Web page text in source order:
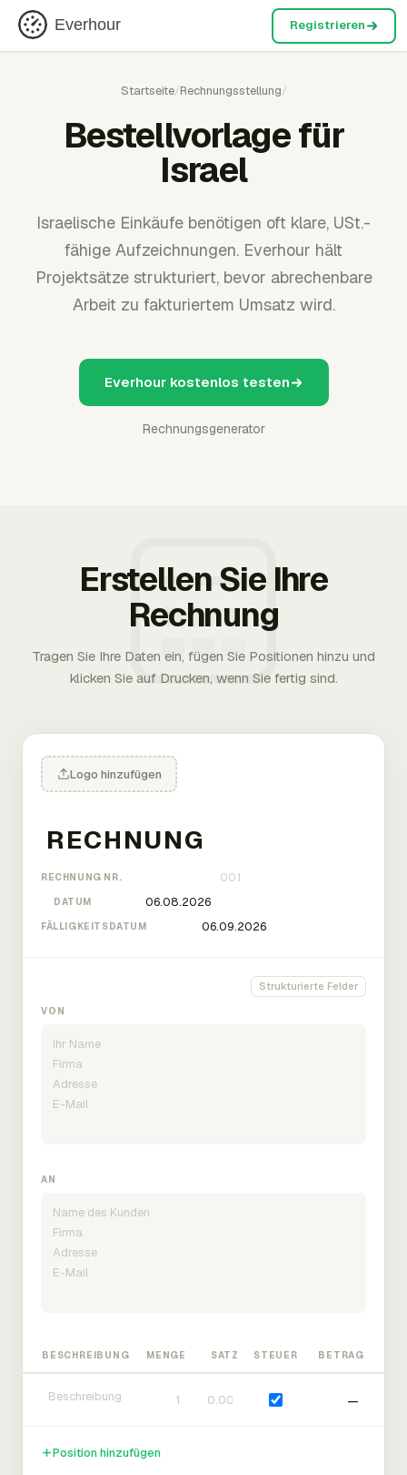
Everhour Registrieren
Startseite/Rechnungsstellung/
Bestellvorlage für
Israel
Israelische Einkäufe benötigen oft klare, USt.-
fähige Aufzeichnungen. Everhour hält
Projektsätze strukturiert, bevor abrechenbare
Arbeit zu fakturiertem Umsatz wird.
Everhour kostenlos testen
Rechnungsgenerator
Erstellen Sie Ihre
Rechnung
Tragen Sie Ihre Daten ein, fügen Sie Positionen hinzu und
klicken Sie auf Drucken, wenn Sie fertig sind.
Logo hinzufügen
RECHNUNG NR.
DATUM
FÄLLIGKEITSDATUM
Strukturierte Felder
VON
AN
BESCHREIBUNG MENGE SATZ STEUER BETRAG
—
Position hinzufügen